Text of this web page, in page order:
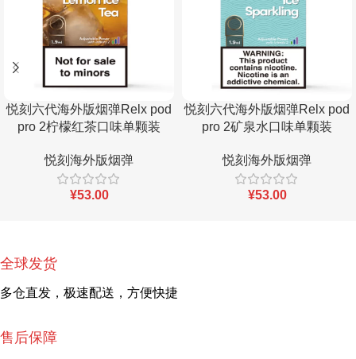
悦刻六代海外版烟弹Relx pod
pro 2柠檬红茶口味单颗装
悦刻海外版烟弹
¥53.00
悦刻六代海外版烟弹Relx pod
pro 2矿泉水口味单颗装
悦刻海外版烟弹
¥53.00
全球发货
多仓直发，极速配送，方便快捷
售后保障